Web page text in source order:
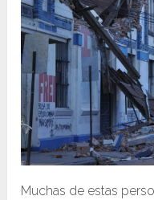
Muchas de estas